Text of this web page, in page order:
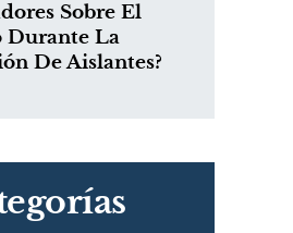
Sobre El
Durante La
De Aislantes?